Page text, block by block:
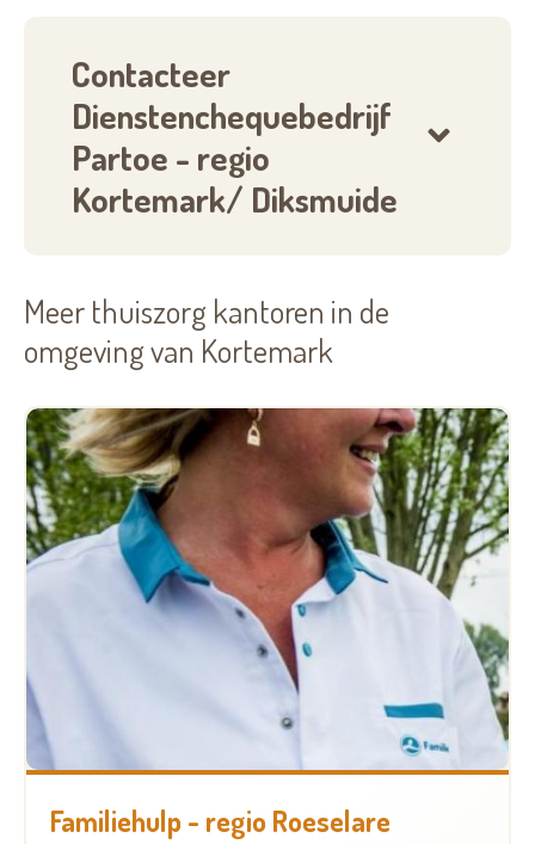
Contacteer
Dienstenchequebedrijf
Partoe - regio
Kortemark/ Diksmuide
Meer thuiszorg kantoren in de
omgeving van Kortemark
Familiehulp - regio Roeselare